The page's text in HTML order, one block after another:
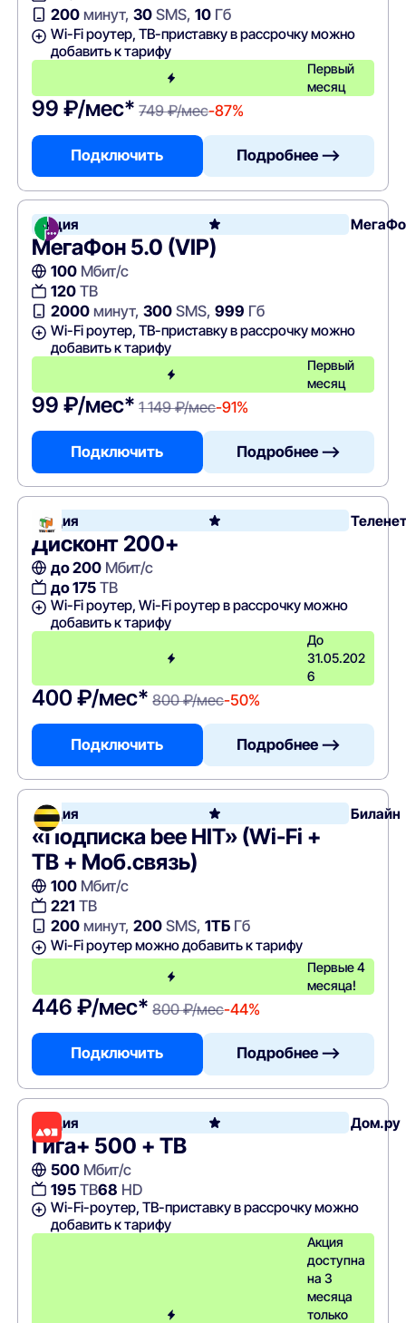
200минут, 30SMS, 10Гб
Wi-Fi роутер, ТВ-приставку в рассрочку можно
добавить к тарифу
Первый
месяц
99 ₽/мес* 749 ₽/мес-87%
Подключить Подробнее —>
Акция
МегаФон 5.0 (VIP)
100Мбит/с
120ТВ
2000минут, 300SMS, 999 Гб
Wi-Fi роутер, ТВ-приставку в рассрочку можно
добавить к тарифу
Первый
месяц
99 ₽/мес* 1 149 ₽/мес-91%
Подключить Подробнее —>
Акция
Дисконт 200+
до 200Мбит/с
до 175ТВ
Wi-Fi роутер, Wi-Fi роутер в рассрочку можно
добавить к тарифу
До
31.05.202
6
400 ₽/мес* 800 ₽/мес-50%
Подключить Подробнее —>
Акция Билайн
«Подписка bee HIT» (Wi-Fi +
ТВ + Моб.связь)
100Мбит/с
221 ТВ
200минут, 200SMS, 1ТБГб
Wi-Fi роутер можно добавить к тарифу
Первые 4
месяца!
446 ₽/мес* 800 ₽/мес-44%
Подключить Подробнее —>
Акция Дом.ру
Гига+ 500 + ТВ
500Мбит/с
195ТВ68 HD
Wi-Fi-роутер, ТВ-приставку в рассрочку можно
добавить к тарифу
Акция
доступна
на 3
месяца
только